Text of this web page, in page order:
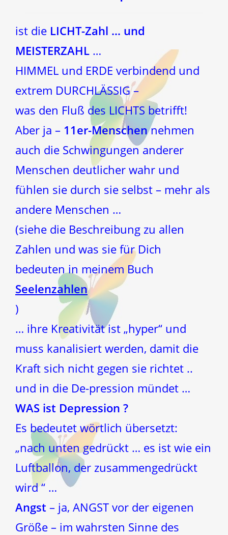
ist die LICHT-Zahl … und
MEISTERZAHL …
HIMMEL und ERDE verbindend und
extrem DURCHLÄSSIG –
was den Fluß des LICHTS betrifft!
Aber ja – 11er-Menschennehmen
auch die Schwingungen anderer
Menschen deutlicher wahr und
fühlen sie durch sie selbst – mehr als
andere Menschen …
(siehe die Beschreibung zu allen
Zahlen und was sie für Dich
bedeuten in meinem Buch
Seelenzahlen
)
… ihre Kreativität ist „hyper“ und
muss kanalisiert werden, damit die
Kraft sich nicht gegen sie richtet ..
und in die De-pression mündet …
WAS ist Depression ?
Es bedeutet wörtlich übersetzt:
„nach unten gedrückt … es ist wie ein
Luftballon, der zusammengedrückt
wird “ …
Angst – ja, ANGST vor der eigenen
Größe – im wahrsten Sinne des